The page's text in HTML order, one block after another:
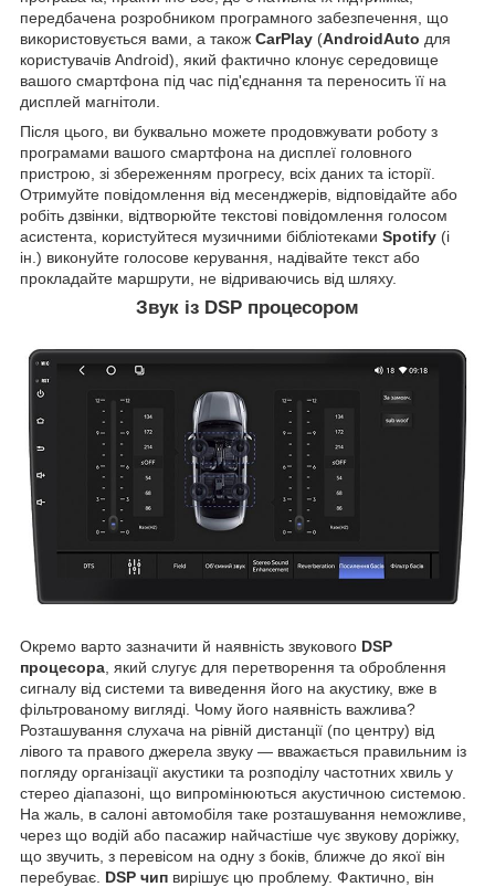
передбачена розробником програмного забезпечення, що
використовується вами, а також CarPlay (AndroidAuto для
користувачів Android), який фактично клонує середовище
вашого смартфона під час під'єднання та переносить її на
дисплей магнітоли.
Після цього, ви буквально можете продовжувати роботу з
програмами вашого смартфона на дисплеї головного
пристрою, зі збереженням прогресу, всіх даних та історії.
Отримуйте повідомлення від месенджерів, відповідайте або
робіть дзвінки, відтворюйте текстові повідомлення голосом
асистента, користуйтеся музичними бібліотеками Spotify (і
ін.) виконуйте голосове керування, надівайте текст або
прокладайте маршрути, не відриваючись від шляху.
Звук із DSP процесором
Окремо варто зазначити й наявність звукового DSP
процесора , який слугує для перетворення та оброблення
сигналу від системи та виведення його на акустику, вже в
фільтрованому вигляді. Чому його наявність важлива?
Розташування слухача на рівній дистанції (по центру) від
лівого та правого джерела звуку — вважається правильним із
погляду організації акустики та розподілу частотних хвиль у
стерео діапазоні, що випромінюються акустичною системою.
На жаль, в салоні автомобіля таке розташування неможливе,
через що водій або пасажир найчастіше чує звукову доріжку,
що звучить, з перевісом на одну з боків, ближче до якої він
перебуває. DSP чип вирішує цю проблему. Фактично, він